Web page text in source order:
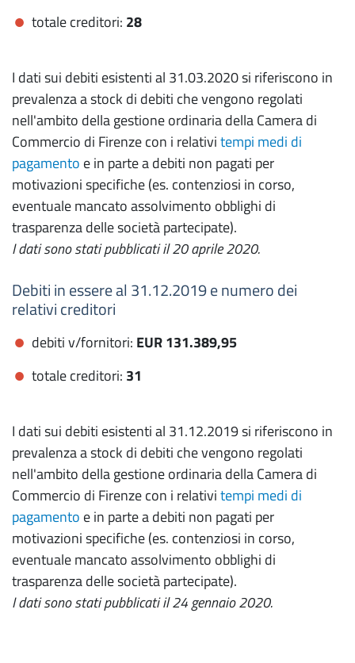
totale creditori: 28
I dati sui debiti esistenti al 31.03.2020 si riferiscono in
prevalenza a stock di debiti che vengono regolati
nell'ambito della gestione ordinaria della Camera di
Commercio di Firenze con i relativitempi medi di
pagamento e in parte a debiti non pagati per
motivazioni specifiche (es. contenziosi in corso,
eventuale mancato assolvimento obblighi di
trasparenza delle società partecipate).
I dati sono stati pubblicati il 20 aprile 2020.
Debiti in essere al 31.12.2019 e numero dei
relativi creditori
debiti v/fornitori: EUR 131.389,95
totale creditori: 31
I dati sui debiti esistenti al 31.12.2019 si riferiscono in
prevalenza a stock di debiti che vengono regolati
nell'ambito della gestione ordinaria della Camera di
Commercio di Firenze con i relativitempi medi di
pagamento e in parte a debiti non pagati per
motivazioni specifiche (es. contenziosi in corso,
eventuale mancato assolvimento obblighi di
trasparenza delle società partecipate).
I dati sono stati pubblicati il 24 gennaio 2020.